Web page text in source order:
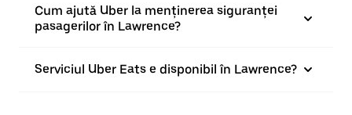
Cum ajută Uber la menținerea siguranței
pasagerilor în Lawrence?
Serviciul Uber Eats e disponibil în Lawrence?